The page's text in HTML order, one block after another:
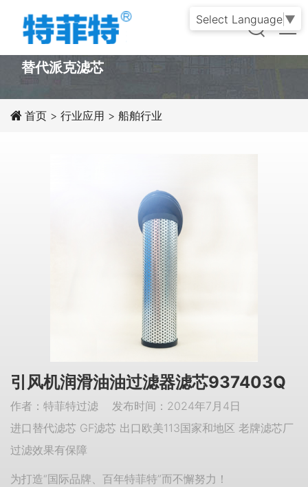
PRODUCT
替代派克滤芯
首页 > 行业应用 > 船舶行业
引风机润滑油油过滤器滤芯937403Q
作者：特菲特过滤 发布时间：2024年7月4日
进口替代滤芯 GF滤芯 出口欧美113国家和地区 老牌滤芯厂
过滤效果有保障
为打造“国际品牌、百年特菲特”而不懈努力！
Select Language ▼